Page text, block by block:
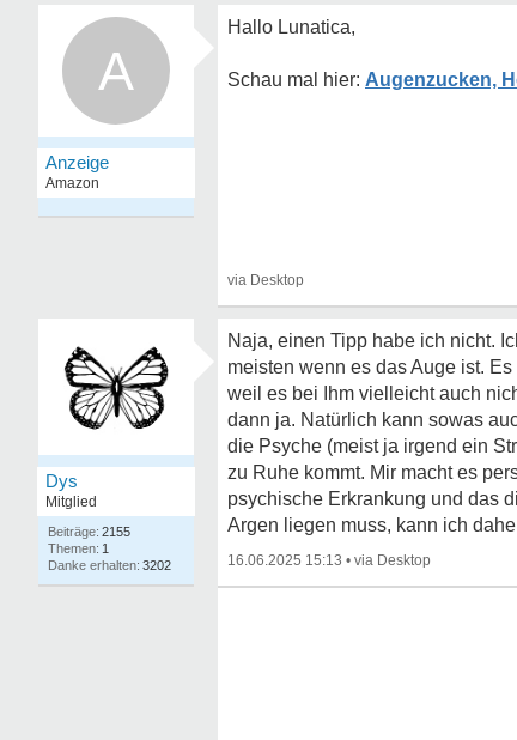
A
Hallo Lunatica,
Augenzucken,
Dys
Mitglied
2155
1
3202
Naja, einen Tipp habe ich nicht.
meisten wenn es das Auge ist.
weil es bei Ihm vielleicht auch
dann ja. Natürlich kann sowas
die Psyche (meist ja irgend ein
zu Ruhe kommt. Mir macht es
psychische Erkrankung und das
Argen liegen muss, kann ich
16.06.2025 15:13 •